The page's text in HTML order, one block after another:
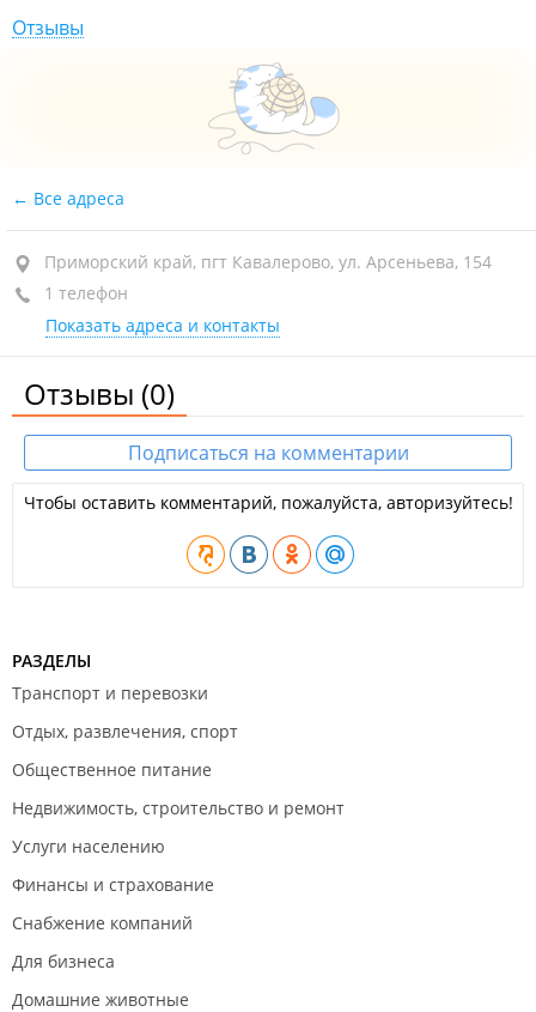
Отзывы
Все адреса
Приморский край, пгт Кавалерово, ул. Арсеньева, 154
1 телефон
Показать адреса и контакты
Отзывы (0)
Подписаться на комментарии
Чтобы оставить комментарий, пожалуйста, авторизуйтесь!
РАЗДЕЛЫ
Транспорт и перевозки
Отдых, развлечения, спорт
Общественное питание
Недвижимость, строительство и ремонт
Услуги населению
Финансы и страхование
Снабжение компаний
Для бизнеса
Домашние животные